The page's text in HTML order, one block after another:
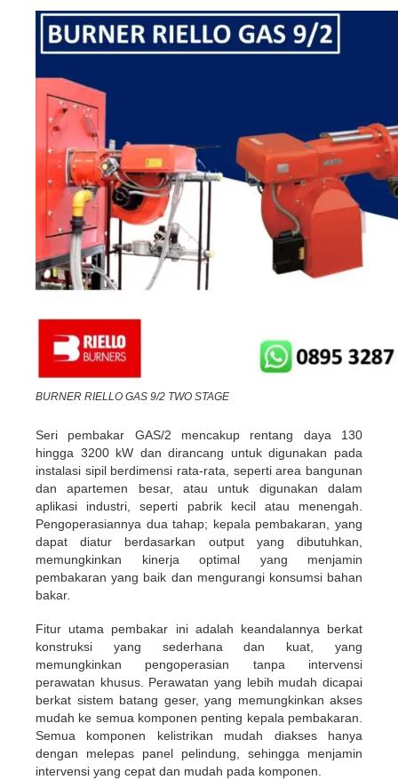
BURNER RIELLO GAS 9/2 TWO STAGE
Seri pembakar GAS/2 mencakup rentang daya 130
hingga 3200 kW dan dirancang untuk digunakan pada
instalasi sipil berdimensi rata-rata, seperti area bangunan
dan apartemen besar, atau untuk digunakan dalam
aplikasi industri, seperti pabrik kecil atau menengah.
Pengoperasiannya dua tahap; kepala pembakaran, yang
dapat diatur berdasarkan output yang dibutuhkan,
memungkinkan kinerja optimal yang menjamin
pembakaran yang baik dan mengurangi konsumsi bahan
bakar.
Fitur utama pembakar ini adalah keandalannya berkat
konstruksi yang sederhana dan kuat, yang
memungkinkan pengoperasian tanpa intervensi
perawatan khusus. Perawatan yang lebih mudah dicapai
berkat sistem batang geser, yang memungkinkan akses
mudah ke semua komponen penting kepala pembakaran.
Semua komponen kelistrikan mudah diakses hanya
dengan melepas panel pelindung, sehingga menjamin
intervensi yang cepat dan mudah pada komponen.